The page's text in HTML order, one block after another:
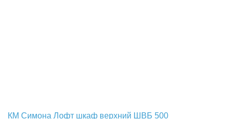
КМ Симона Лофт шкаф верхний ШВБ 500